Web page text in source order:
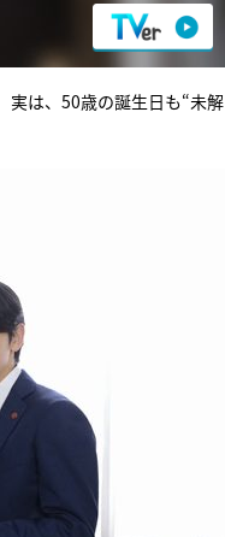
は、50歳の誕生日も“未解